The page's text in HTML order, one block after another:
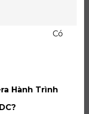
Có
Hành Trình